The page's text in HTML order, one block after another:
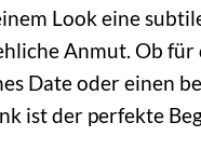
Look eine
Anmut. Ob für
Date oder einen
ist der perfekte